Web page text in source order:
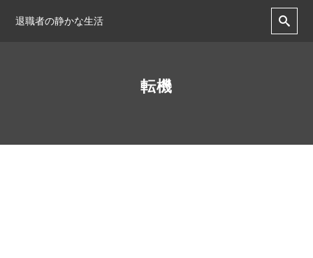
退職者の静かな生活
転機